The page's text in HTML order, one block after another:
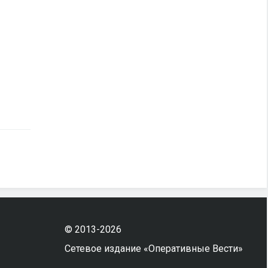
© 2013-2026
Сетевое издание «Оперативные Вести»